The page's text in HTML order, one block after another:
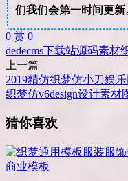
们我们会第一时间更新
0 赏 0
dedecms下载站源码素材
上一篇
2019精仿织梦仿小刀娱
织梦仿v6design设计素
猜你喜欢
商业模板